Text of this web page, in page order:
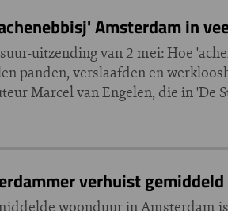
Amsterdam in
uitzending van 2 mei: Hoe
panden, verslaafden en
Marcel van Engelen, die in
verhuist
woonduur in Amsterdam